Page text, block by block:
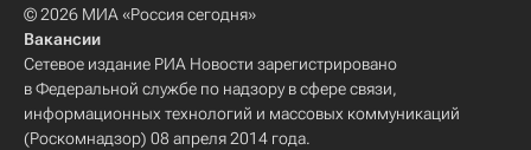
© 2026 МИА «Россия сегодня»
Вакансии
Сетевое издание РИА Новости зарегистрировано
в Федеральной службе по надзору в сфере связи,
информационных технологий и массовых коммуникаций
(Роскомнадзор) 08 апреля 2014 года.